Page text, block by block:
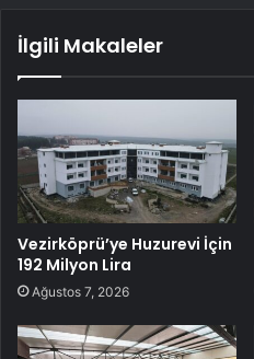
İlgili Makaleler
Vezirköprü’ye Huzurevi İçin
192 Milyon Lira
Ağustos 7, 2026